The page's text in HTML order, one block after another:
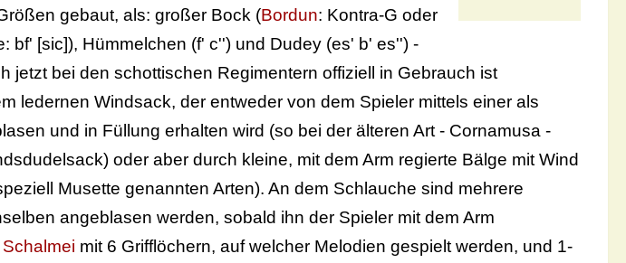
gebaut, als: großer Bock (Bordun: Kontra-G oder
bf' [sic]), Hümmelchen (f' c'') und Dudey (es' b' es'') -
jetzt bei den schottischen Regimentern offiziell in Gebrauch ist
ledernen Windsack, der entweder von dem Spieler mittels einer als
und in Füllung erhalten wird (so bei der älteren Art - Cornamusa -
oder aber durch kleine, mit dem Arm regierte Bälge mit Wind
Musette genannten Arten). An dem Schlauche sind mehrere
angeblasen werden, sobald ihn der Spieler mit dem Arm
Schalmei mit 6 Grifflöchern, auf welcher Melodien gespielt werden, und 1-